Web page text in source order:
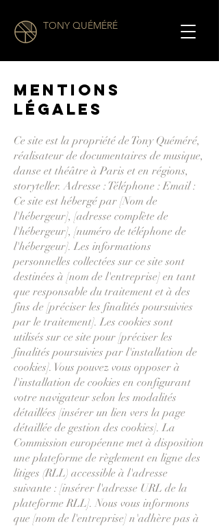
TONY QUÉMÉRÉ
MENTIONS
LÉGALES
Ce site est la propriété de Tony Quéméré,
réalisateur de documentaires de musique,
danse et théâtre à Paris et en régions,
storyteller. Adresse : Téléphone : Email :
Ce site est hébergé par [Nom de
l'hébergeur], [adresse complète de
l'hébergeur], [numéro de téléphone de
l'hébergeur]. Les informations
personnelles collectées sur ce site sont
destinées à [nom de l'entreprise] en tant
que responsable du traitement et à des
fins de [préciser les finalités poursuivies
par le traitement]. Les cookies sont
utilisés sur ce site pour [préciser les
finalités poursuivies par l'installation de
cookies]. Vous pouvez vous opposer à
l'installation de cookies en configurant
votre navigateur selon les modalités
détaillées [insérer un lien vers la page
détaillée de gestion des cookies]. La
Commission européenne met à disposition
une plateforme de règlement en ligne des
litiges (RLL) accessible à l'adresse
suivante : [insérer l'adresse URL de la
plateforme RLL]. Nous vous informons
que [nom de l'entreprise] n'adhère pas à